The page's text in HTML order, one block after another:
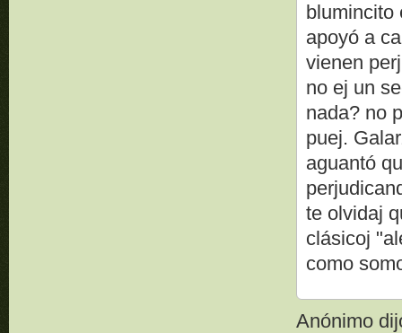
blumincito
apoyó a
vienen
no ej un
nada? no
puej.
aguantó
te olvidaj
clásicoj
como
Anónimo